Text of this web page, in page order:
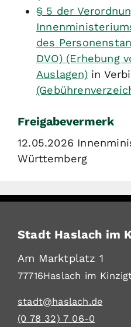
§ 5 der
des
DVO) (Erhebung
Auslagen)in
Freigabevermerk
12.05.2026
Württemberg
Stadt Haslach im
Am Marktplatz 1
77716Haslach im
stadt@haslach.de
(0 78 32) 7 06-0